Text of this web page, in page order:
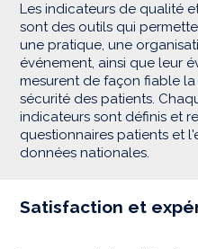
Les indicateurs de qualité
sont des outils qui
une pratique, une
événement, ainsi que leur
mesurent de façon fiable
sécurité des patients.
indicateurs sont définis et
questionnaires patients et
données nationales.
Satisfaction et